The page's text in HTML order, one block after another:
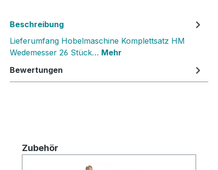
Beschreibung
Lieferumfang Hobelmaschine Komplettsatz HM
Wedemesser 26 Stück… Mehr
Bewertungen
Produktgalerie überspringen
Zubehör